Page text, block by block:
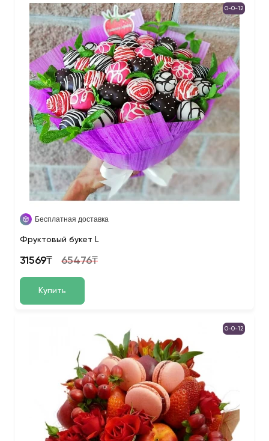
0-0-12
Бесплатная доставка
Фруктовый букет L
31569₸ 65476₸
Купить
0-0-12